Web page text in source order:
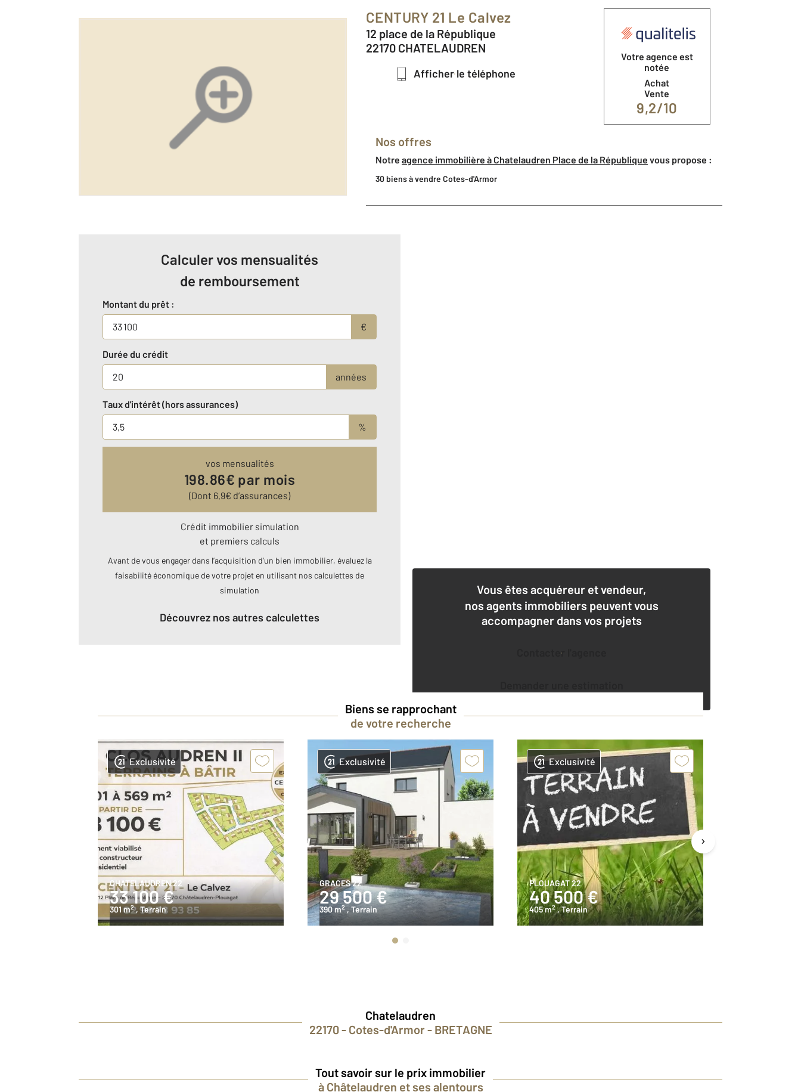
CENTURY 21 Le Calvez
12 place de la République
22170 CHATELAUDREN
Afficher le téléphone
Votre agence est
notée
Achat
Vente
9,2/10
Nos offres
Notre agence immobilière à Chatelaudren Place de la République vous propose :
30 biens à vendre Cotes-d'Armor
Calculer vos mensualités
de remboursement
Montant du prêt :
€
Durée du crédit
années
Taux d'intérêt (hors assurances)
%
vos mensualités
198.86€ par mois
(Dont 6.9€ d’assurances)
Crédit immobilier simulation
et premiers calculs
Avant de vous engager dans l’acquisition d’un bien immobilier, évaluez la
faisabilité économique de votre projet en utilisant nos calculettes de
simulation
Découvrez nos autres calculettes
Vous êtes acquéreur et vendeur,
nos agents immobiliers peuvent vous
accompagner dans vos projets
Contacter l'agence
Demander une estimation
Biens se rapprochant
de votre recherche
Exclusivité
CHATELAUDREN 22
33 100 €
301 m2 , Terrain
Exclusivité
GRACES 22
29 500 €
390 m2 , Terrain
Exclusivité
PLOUAGAT 22
40 500 €
405 m2 , Terrain
Chatelaudren
22170 - Cotes-d'Armor - BRETAGNE
Tout savoir sur le prix immobilier
à Châtelaudren et ses alentours